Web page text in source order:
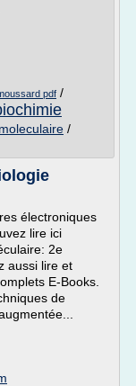
pdf /
/
électroniques
lire ici
2e
aussi lire et
E-Books.
de